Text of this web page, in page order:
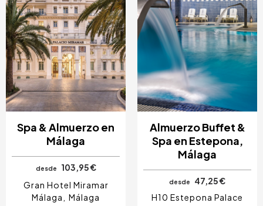
Spa & Almuerzo en
Málaga
desde
103,95 €
Gran Hotel Miramar
Málaga
Málaga
Almuerzo Buffet &
Spa en Estepona,
Málaga
desde
47,25 €
H10 Estepona Palace